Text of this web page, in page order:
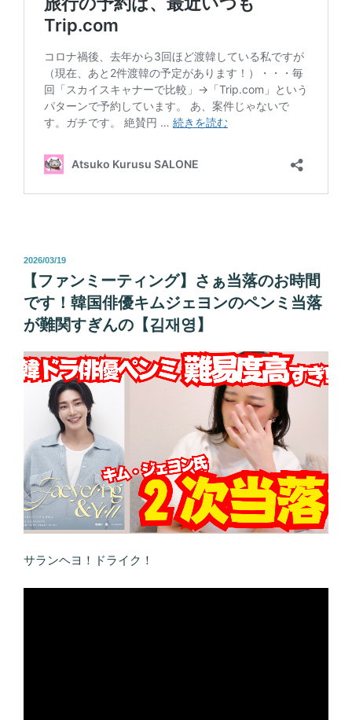
投
日:
2026/03/19
【ファンミーティング】さぁ当落のお時間
です！韓国俳優キムジェヨンのペンミ当落
が難関すぎんの【김재영】
サランヘヨ！ドライク！